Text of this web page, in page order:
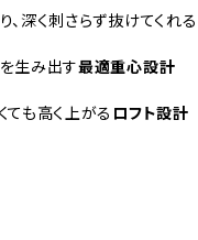
、深く刺さらず抜けてくれる
生み出す最適重心設計
ても高く上がる ロフト設計